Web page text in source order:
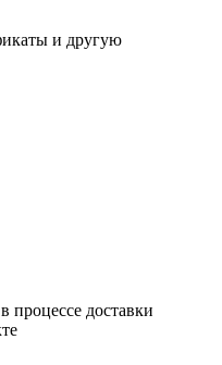
и другую
процессе доставки